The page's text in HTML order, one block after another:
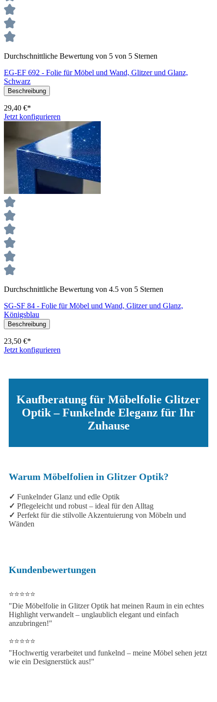
Durchschnittliche Bewertung von 5 von 5 Sternen
EG-EF 692 - Folie für Möbel und Wand, Glitzer und Glanz,
Schwarz
Beschreibung
29,40 €*
Jetzt konfigurieren
Durchschnittliche Bewertung von 4.5 von 5 Sternen
SG-SF 84 - Folie für Möbel und Wand, Glitzer und Glanz,
Königsblau
Beschreibung
23,50 €*
Jetzt konfigurieren
Kaufberatung für Möbelfolie Glitzer
Optik – Funkelnde Eleganz für Ihr
Zuhause
Warum Möbelfolien in Glitzer Optik?
✓ Funkelnder Glanz und edle Optik
✓ Pflegeleicht und robust – ideal für den Alltag
✓ Perfekt für die stilvolle Akzentuierung von Möbeln und
Wänden
Kundenbewertungen
⭐️⭐️⭐️⭐️⭐️
"Die Möbelfolie in Glitzer Optik hat meinen Raum in ein echtes
Highlight verwandelt – unglaublich elegant und einfach
anzubringen!"
⭐️⭐️⭐️⭐️⭐️
"Hochwertig verarbeitet und funkelnd – meine Möbel sehen jetzt
wie ein Designerstück aus!"